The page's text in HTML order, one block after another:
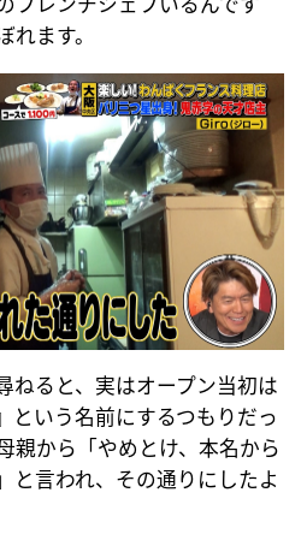
フレンチシェフいるんです
ます。
ねると、実はオープン当初は
という名前にするつもりだっ
親から「やめとけ、本名から
と言われ、その通りにしたよ